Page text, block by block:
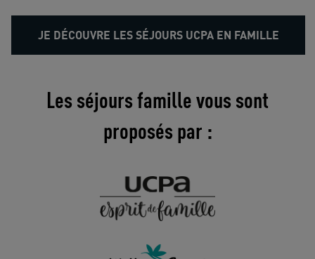
JE DÉCOUVRE LES SÉJOURS UCPA EN FAMILLE
Les séjours famille vous sont
proposés par :